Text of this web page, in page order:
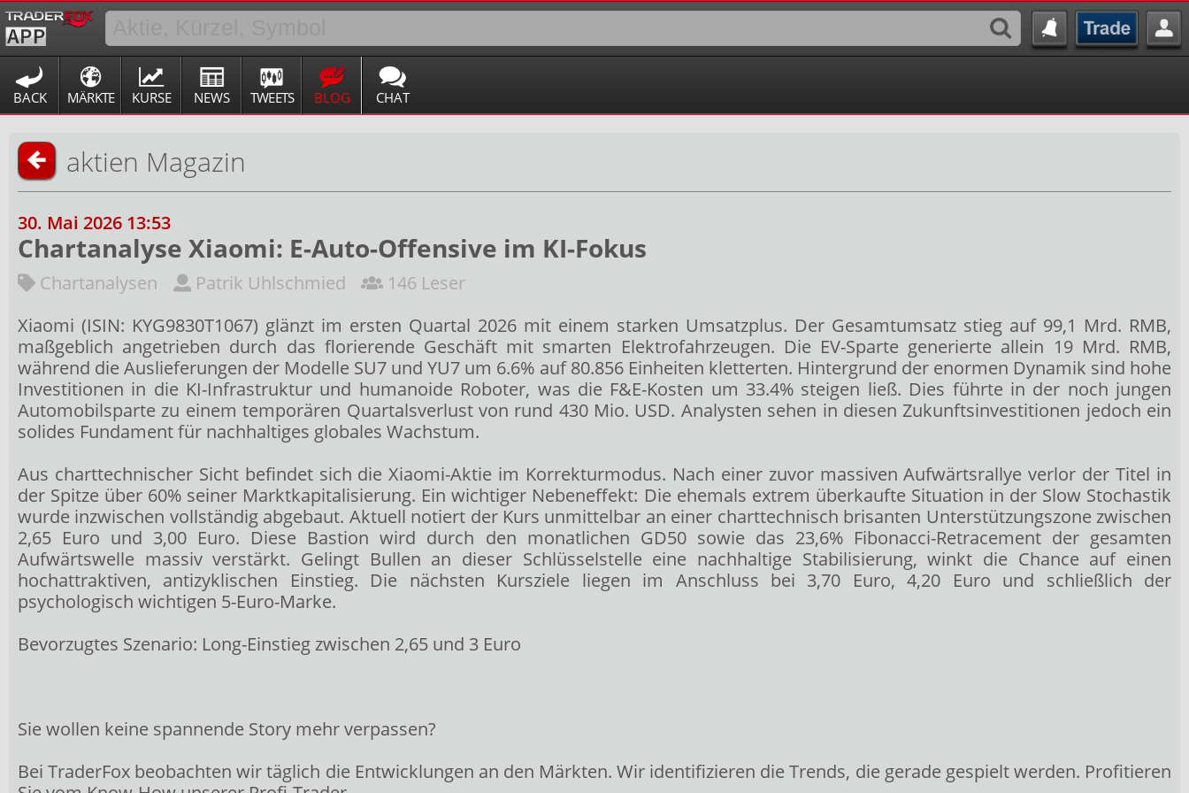
BACK MÄRKTE KURSE NEWS TWEETS BLOG CHAT
aktien Magazin
30. Mai 2026 13:53
Chartanalyse Xiaomi: E-Auto-Offensive im KI-Fokus
Chartanalysen Patrik Uhlschmied
146 Leser
Xiaomi (ISIN: KYG9830T1067) glänzt im ersten Quartal 2026 mit einem starken Umsatzplus. Der Gesamtumsatz stieg auf 99,1 Mrd. RMB,
maßgeblich angetrieben durch das florierende Geschäft mit smarten Elektrofahrzeugen. Die EV-Sparte generierte allein 19 Mrd. RMB,
während die Auslieferungen der Modelle SU7 und YU7 um 6.6% auf 80.856 Einheiten kletterten. Hintergrund der enormen Dynamik sind hohe
Investitionen in die KI-Infrastruktur und humanoide Roboter, was die F&E-Kosten um 33.4% steigen ließ. Dies führte in der noch jungen
Automobilsparte zu einem temporären Quartalsverlust von rund 430 Mio. USD. Analysten sehen in diesen Zukunftsinvestitionen jedoch ein
solides Fundament für nachhaltiges globales Wachstum.
Aus charttechnischer Sicht befindet sich die Xiaomi-Aktie im Korrekturmodus. Nach einer zuvor massiven Aufwärtsrallye verlor der Titel in
der Spitze über 60% seiner Marktkapitalisierung. Ein wichtiger Nebeneffekt: Die ehemals extrem überkaufte Situation in der Slow Stochastik
wurde inzwischen vollständig abgebaut. Aktuell notiert der Kurs unmittelbar an einer charttechnisch brisanten Unterstützungszone zwischen
2,65 Euro und 3,00 Euro. Diese Bastion wird durch den monatlichen GD50 sowie das 23,6% Fibonacci-Retracement der gesamten
Aufwärtswelle massiv verstärkt. Gelingt Bullen an dieser Schlüsselstelle eine nachhaltige Stabilisierung, winkt die Chance auf einen
hochattraktiven, antizyklischen Einstieg. Die nächsten Kursziele liegen im Anschluss bei 3,70 Euro, 4,20 Euro und schließlich der
psychologisch wichtigen 5-Euro-Marke.
Bevorzugtes Szenario: Long-Einstieg zwischen 2,65 und 3 Euro
Sie wollen keine spannende Story mehr verpassen?
Bei TraderFox beobachten wir täglich die Entwicklungen an den Märkten. Wir identifizieren die Trends, die gerade gespielt werden. Profitieren